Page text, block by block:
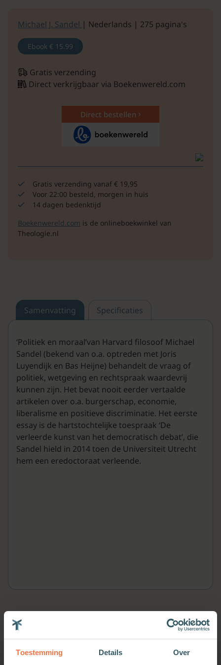
Toestemming Details Over
Michael J. Sandel | Nederlands | 275 pagina's
Ebook € 15.99
Gratis verzending
Direct verkrijgbaar via Boekenwereld.com
Direct bestellen
Gratis verzending vanaf € 19,95
Voor 22:00 besteld, morgen in huis
14 dagen bedenktijd
Boekenwereld.com is de onlineboekwinkel van
Theologie.nl
Samenvatting Specificaties
‘Politiek en moraal’van Harvard filosoof Michael
Sandel (bekend van o.a. optreden met Joris
Luyendijk en Bas Heijne) behandelt de vraag of
politiek, wetgeving en rechtspraak waardevrij
kunnen zijn. Het bevat nooit eerder vertaalde
artikelen over o.a. burgerschap, economie,
liberalisme en positieve discriminatie. Het eerste
essay is de hartstochtelijke toespraak ‘De
verleerde kunst van het democratisch debat’, die
Sandel hield in 2014 toen de Universiteit Utrecht
hem een eredoctoraat verleende.
Meer van deze auteur